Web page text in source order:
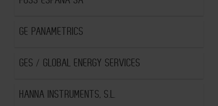
GE PANAMETRICS
GES / GLOBAL ENERGY SERVICES
HANNA INSTRUMENTS, S.L.